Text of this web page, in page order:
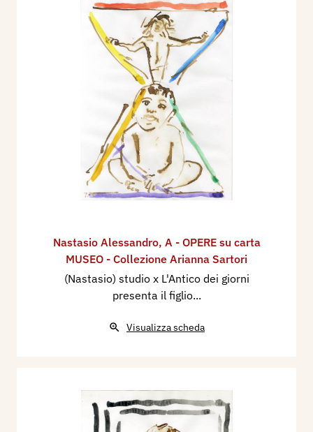
Nastasio Alessandro, A - OPERE su carta
MUSEO - Collezione Arianna Sartori
(Nastasio) studio x L'Antico dei giorni
presenta il figlio...
Visualizza scheda